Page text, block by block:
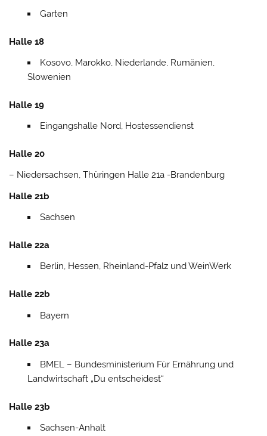
Garten
Halle 18
Kosovo, Marokko, Niederlande, Rumänien,
Slowenien
Halle 19
Eingangshalle Nord, Hostessendienst
Halle 20
– Niedersachsen, Thüringen Halle 21a -Brandenburg
Halle 21b
Sachsen
Halle 22a
Berlin, Hessen, Rheinland-Pfalz und WeinWerk
Halle 22b
Bayern
Halle 23a
BMEL – Bundesministerium Für Ernährung und
Landwirtschaft „Du entscheidest“
Halle 23b
Sachsen-Anhalt